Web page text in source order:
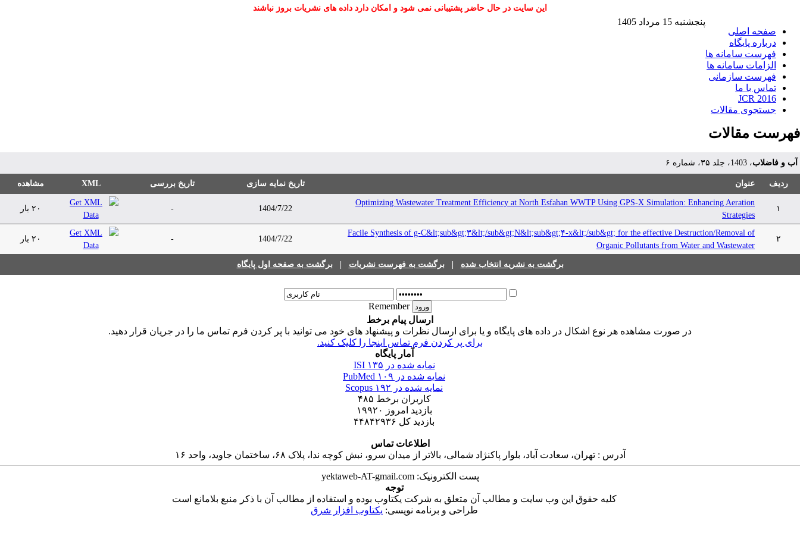
این سایت در حال حاضر پشتیبانی نمی شود و امکان دارد داده های نشریات بروز نباشند
صفحه اصلی
درباره پایگاه
فهرست سامانه ها
الزامات سامانه ها
فهرست سازمانی
تماس با ما
JCR 2016
جستجوی مقالات
پنجشنبه 15 مرداد 1405
فهرست مقالات
آب و فاضلاب، 1403، جلد ۳۵، شماره ۶
ردیف عنوان تاریخ نمایه سازی تاریخ بررسی XML مشاهده
۱
Optimizing Wastewater Treatment Efficiency at North Esfahan WWTP Using GPS-X Simulation: Enhancing Aeration
Strategies
1404/7/22
- ۲۰ بار
۲
Facile Synthesis of g-C&lt;sub&gt;۳&lt;/sub&gt;N&lt;sub&gt;۴-x&lt;/sub&gt; for the effective Destruction/Removal of
Organic Pollutants from Water and Wastewater
1404/7/22
- ۲۰ بار
برگشت به نشریه انتخاب شده |برگشت به فهرست نشریات |برگشت به صفحه اول پایگاه
Remember
ارسال پیام برخط
در صورت مشاهده هر نوع اشکال در داده های پایگاه و یا برای ارسال نظرات و پیشنهاد های خود می توانید با پر کردن فرم تماس ما را در جریان قرار دهید.
برای پر کردن فرم تماس اینجا را کلیک کنید.
آمار پایگاه
نمایه شده در ISI ۱۳۵
نمایه شده در PubMed ۱۰۹
نمایه شده در Scopus ۱۹۲
کاربران برخط ۴۸۵
بازدید امروز
۱۹۹۲۰
بازدید کل ۴۴۸۴۲۹۳۶
اطلاعات تماس
آدرس : تهران، سعادت آباد، بلوار پاکنژاد شمالی، بالاتر از میدان سرو، نبش کوچه ندا، پلاک ۶۸، ساختمان جاوید، واحد ۱۶
پست الکترونیک: yektaweb-AT-gmail.com
توجه
کلیه حقوق این وب سایت و مطالب آن متعلق به شرکت یکتاوب بوده و استفاده از مطالب آن با ذکر منبع بلامانع است
طراحی و برنامه نویسی: یکتاوب افزار شرق